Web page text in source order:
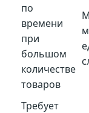
по
времени
при
большом
количестве
товаров
Требует